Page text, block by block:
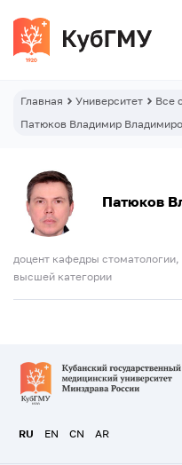
Главная Университет
Все
Патюков Владимир
Патюков
доцент кафедры
высшей категории
RU EN CN AR